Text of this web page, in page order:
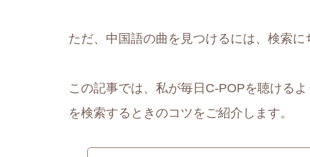
ただ、中国語の曲を見つけるには、検索
この記事では、私が毎日C-POPを聴ける
を検索するときのコツをご紹介します。